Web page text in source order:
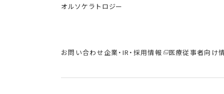
オルソケラトロジー
お問い合わせ企業・IR・採用情報 医療従事者向け